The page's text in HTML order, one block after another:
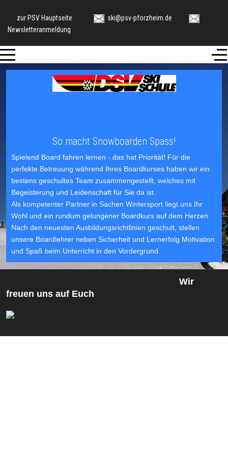
zur PSV Hauptseite
ski@psv-pforzheim.de
Newsletteranmeldung
Mobile Menu Toggle
So macht Snowboarden Spass!
Spielend Board fahren lernen - das hat Priorität! Für die
perfekte Betreuung während Ihres Boardkurses haben wir ein
bestens geschultes Team zusammengestellt, welches mit
Begeisterung und Leidenschaft für Sie da ist.
Als kompetenter Partner in Sachen Wintersport liegt uns Ihr
Wohl und ein rundum gelungener Boardkurs auf dem Herzen.
Nach den neuesten Ausbildungsrichtlinien geschult, stellen
unsere Boardlehrer neben Sicherheit und Lernerfolg Motivation
und Spaß beim Unterricht in den Vordergrund.
Wir
freuen uns auf Euch